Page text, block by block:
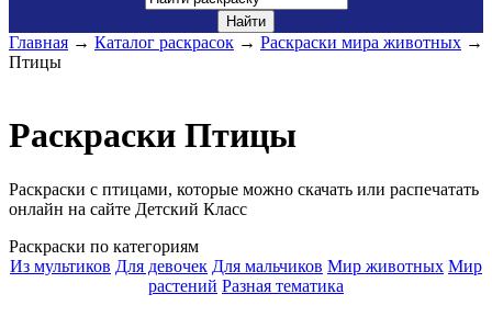
Главная → Каталог раскрасок → Раскраски мира животных →
Птицы
Раскраски Птицы
Раскраски с птицами, которые можно скачать или распечатать
онлайн на сайте Детский Класс
Раскраски по категориям
Из мультиков Для девочек Для мальчиков Мир животных Мир
растений Разная тематика